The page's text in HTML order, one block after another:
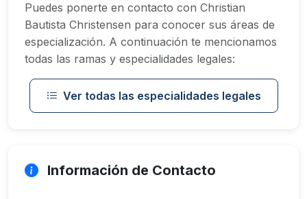
Puedes ponerte en contacto con Christian
Bautista Christensen para conocer sus áreas de
especialización. A continuación te mencionamos
todas las ramas y especialidades legales:
Ver todas las especialidades legales
Información de Contacto